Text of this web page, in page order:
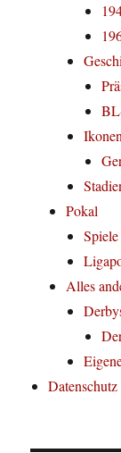
Pokal
Alles
Datenschutz